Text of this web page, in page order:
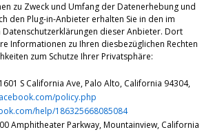
zu Zweck und Umfang der Datenerhebung und
den Plug-in-Anbieter erhalten Sie in den im
dieser Anbieter. Dort
Informationen zu Ihren diesbezüglichen Rechten
zum Schutze Ihrer Privatsphäre:
S California Ave, Palo Alto, California 94304,
policy.php
help/186325668085084
Amphitheater Parkway, Mountainview, California